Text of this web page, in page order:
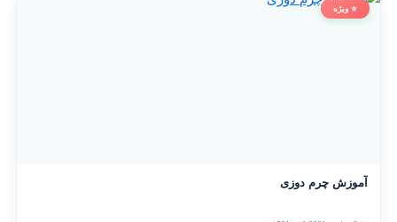
⭐ ویژه
آموزش چرم دوزی